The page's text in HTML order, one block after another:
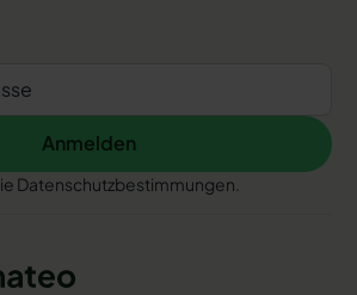
Anmelden
Datenschutzbestimmungen.